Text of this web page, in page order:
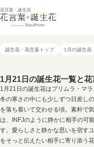
花言葉・誕生花
誕生花・花言葉トップ 1月の誕生花
1月21日の誕生花一覧と花
1月21日の誕生花はプリムラ・マ
冬の寒さの中にも少しずつ日差し
を落ち着いて交わせる頃。素朴で
は、INFJのように静かに相手の可
す。愛らしさと静かな思いを宿す
をそっと伝えたい相手に寄り添う